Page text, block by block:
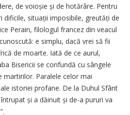
de voioșie și de hotărâre. Pentru
dificile, situații imposibile, greutăți de
Perain, filologul francez din veacul
e simplu, dacă vrei să fii
de moarte. Iată de ce aurul,
Bisericii se confundă cu sângele
martirilor. Paralele celor mai
istoriei profane. De la Duhul Sfânt
și a dăinuit și de-a pururi va